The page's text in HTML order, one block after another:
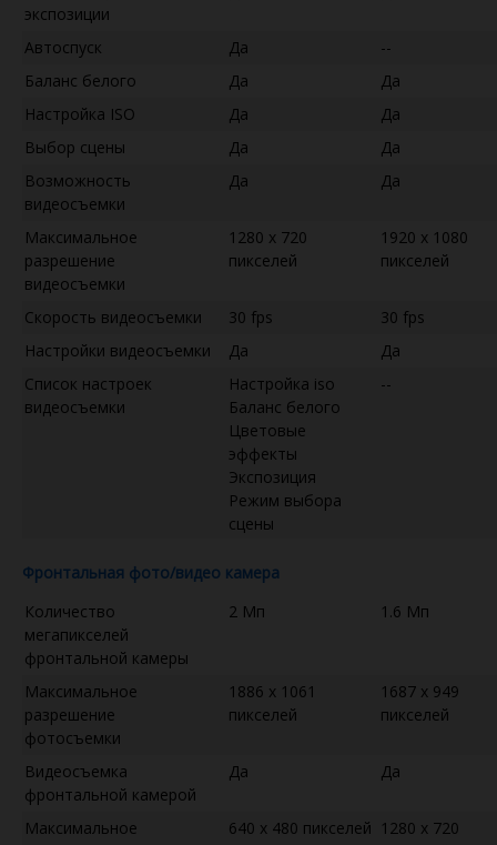
экспозиции
Автоспуск Да
--
Баланс белого
Да
Да
Настройка ISO
Да
Да
Выбор сцены
Да
Да
Возможность
видеосъемки
Да Да
Максимальное
разрешение
видеосъемки
1280 x 720
пикселей
1920 x 1080
пикселей
Скорость видеосъемки 30 fps
30 fps
Настройки видеосъемки
Да
Да
Список настроек
видеосъемки
Настройка iso
Баланс белого
Цветовые
эффекты
Экспозиция
Режим выбора
сцены
--
Фронтальная фото/видео камера
Количество
мегапикселей
фронтальной камеры
2 Мп 1.6 Мп
Максимальное
разрешение
фотосъемки
1886 x 1061
пикселей
1687 x 949
пикселей
Видеосъемка
фронтальной камерой
Да Да
Максимальное
640 x 480 пикселей 1280 x 720